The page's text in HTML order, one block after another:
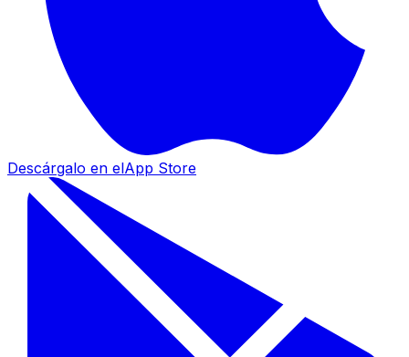
Descárgalo en elApp Store